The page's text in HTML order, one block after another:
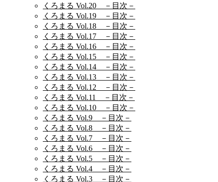
くろまる Vol.20 －目次－
くろまる Vol.19 －目次－
くろまる Vol.18 －目次－
くろまる Vol.17 －目次－
くろまる Vol.16 －目次－
くろまる Vol.15 －目次－
くろまる Vol.14 －目次－
くろまる Vol.13 －目次－
くろまる Vol.12 －目次－
くろまる Vol.11 －目次－
くろまる Vol.10 －目次－
くろまる Vol.9 －目次－
くろまる Vol.8 －目次－
くろまる Vol.7 －目次－
くろまる Vol.6 －目次－
くろまる Vol.5 －目次－
くろまる Vol.4 －目次－
くろまる Vol.3 －目次－